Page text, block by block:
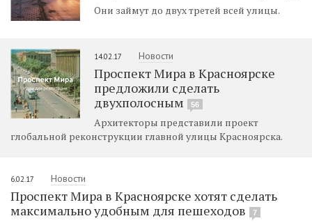
Они займут до двух третей всей улицы.
14.02.17 Новости
Проспект Мира в Красноярске
предложили сделать
двухполосным
56
Архитекторы представили проект
глобальной реконструкции главной улицы Красноярска.
6.02.17 Новости
Проспект Мира в Красноярске хотят сделать
максимально удобным для пешеходов
7